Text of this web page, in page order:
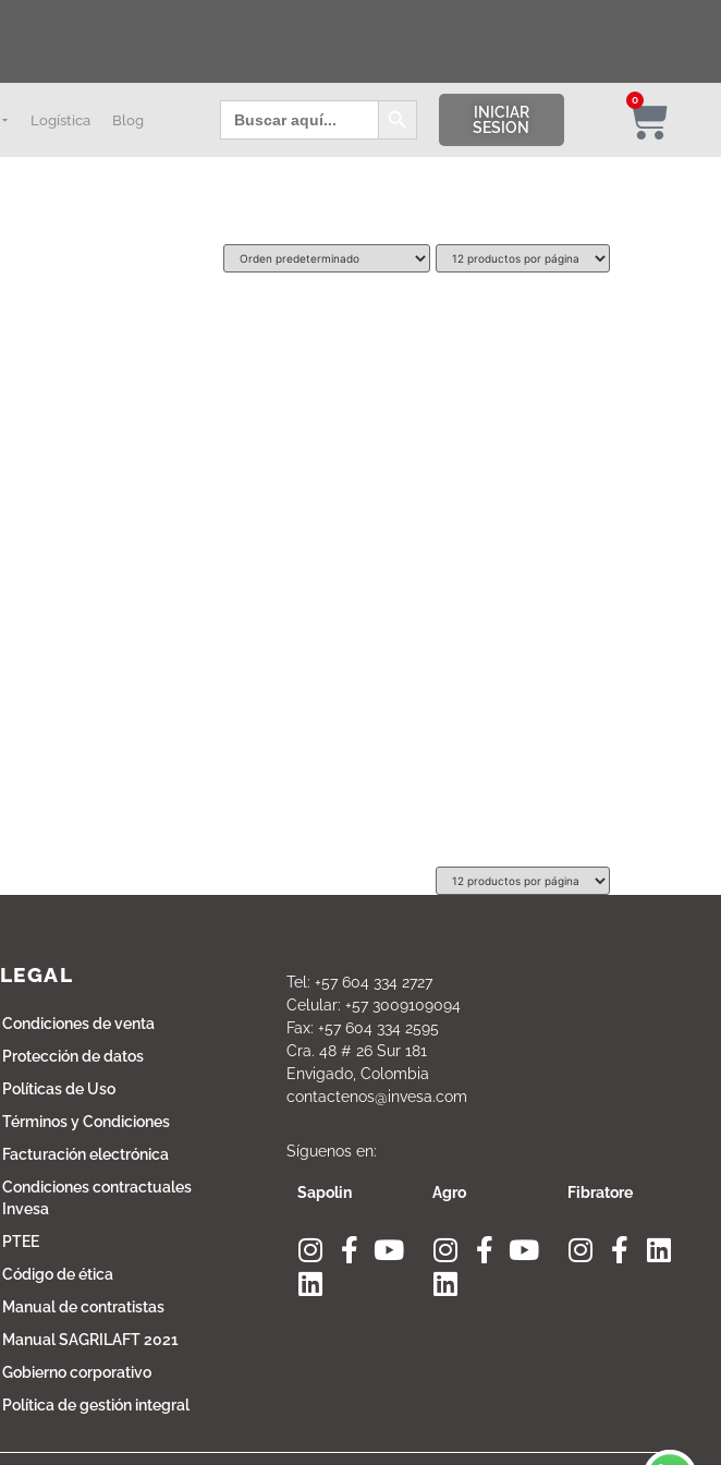
Logística Blog
Buscar: Botón de búsqueda
INICIAR
SESION
0
LEGAL
Condiciones de venta
Protección de datos
Políticas de Uso
Términos y Condiciones
Facturación electrónica
Condiciones contractuales
Invesa
PTEE
Código de ética
Manual de contratistas
Manual SAGRILAFT 2021
Gobierno corporativo
Política de gestión integral
Tel: +57 604 334 2727
Celular: +57 3009109094
Fax: +57 604 334 2595
Cra. 48 # 26 Sur 181
Envigado, Colombia
contactenos@invesa.com
Síguenos en:
Sapolin Agro Fibratore